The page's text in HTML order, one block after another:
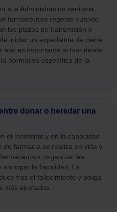
a la Administración sanitaria
farmacéutico regente cuando
los plazos de transmisión o
iniciar un expediente de cierre
eso es importante actuar desde
normativa específica de la
donar o heredar una
el momento y en la capacidad
de farmacia se realiza en vida y
organizar las
anticipar la fiscalidad. La
tras el fallecimiento y obliga
más ajustados.